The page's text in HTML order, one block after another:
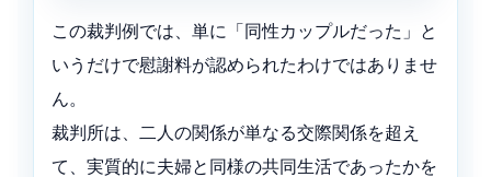
この裁判例では、単に「同性カップルだった」と
いうだけで慰謝料が認められたわけではありませ
ん。
裁判所は、二人の関係が単なる交際関係を超え
て、実質的に夫婦と同様の共同生活であったかを